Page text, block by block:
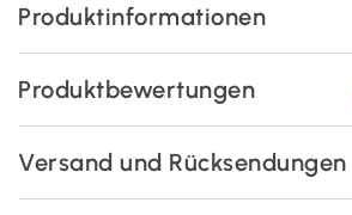
Produktinformationen
Produktbewertungen
Versand und Rücksendungen